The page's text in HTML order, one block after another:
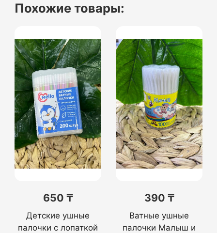
Похожие товары:
650 ₸
Детские ушные
палочки с лопаткой
390 ₸
Ватные ушные
палочки Малыш и